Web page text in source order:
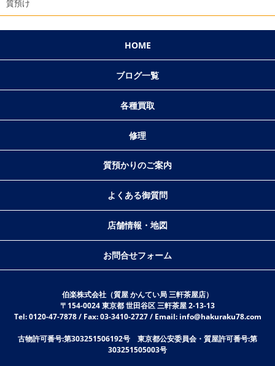
質預け
HOME
ブログ一覧
各種買取
修理
質預かりのご案内
よくある御質問
店舗情報・地図
お問合せフォーム
伯楽株式会社（質屋 かんてい局 三軒茶屋店）
〒154-0024 東京都 世田谷区 三軒茶屋 2-13-13
Tel: 0120-47-7878 / Fax: 03-3410-2727 / Email: info@hakuraku78.com
古物許可番号:第303251506192号 東京都公安委員会・質屋許可番号:第
303251505003号